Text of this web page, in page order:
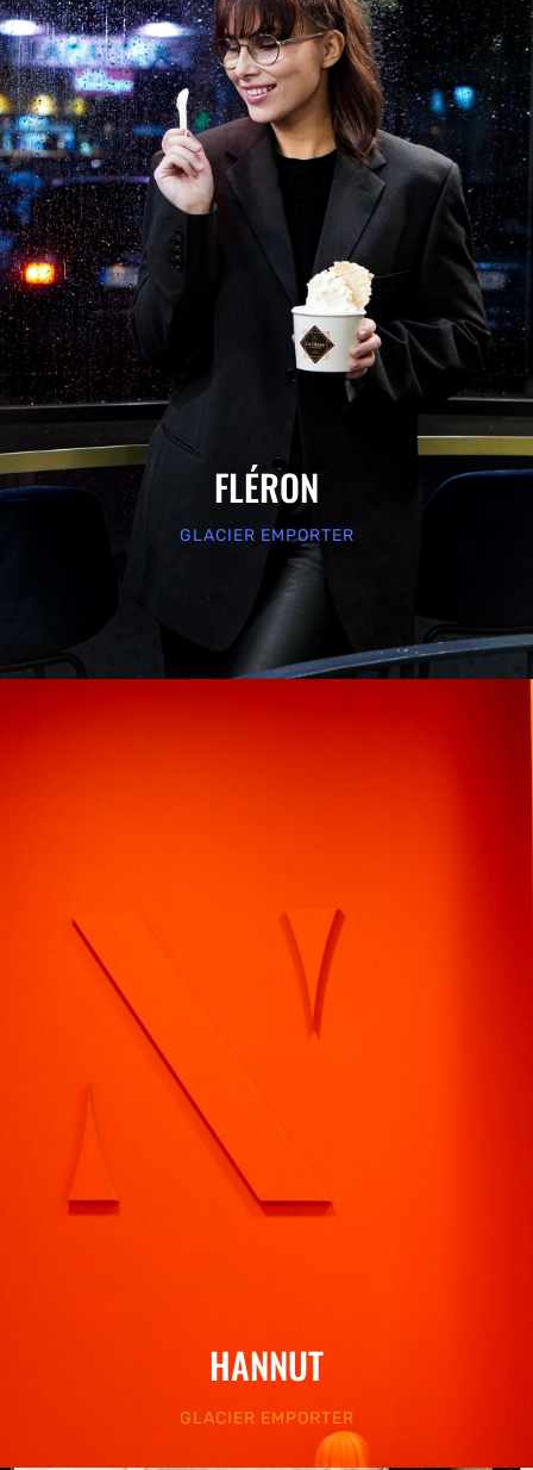
FLÉRON
GLACIER EMPORTER
HANNUT
GLACIER EMPORTER